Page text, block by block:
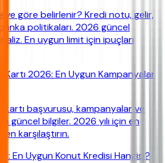
göre belirlenir? Kredi notu, gelir,
politikaları. 2026 güncel
En uygun limit için ipuçları
Kartı 2026: En Uygun Kampanyalar
başvurusu, kampanyalar ve
güncel bilgiler. 2026 yılı için en
karşılaştırın.
En Uygun Konut Kredisi Hangisi?